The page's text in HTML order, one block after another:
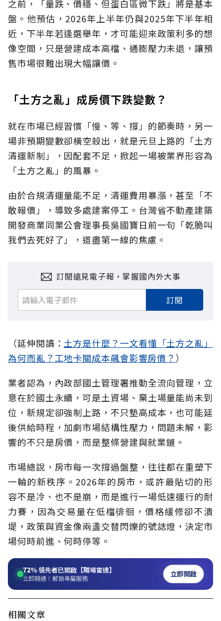
之前，「量跌、價穩、但蛋白區微下跌」將是基本
盤。他預估，2026年上半年仍與2025年下半年相
近，下半年若逢選舉年，才可能迎來政策利多的想
像空間，只是營建成本高檔、通膨壓力未退，讓預
售市場很難出現大幅讓價。
「土方之亂」成房價下跌變數？
就在市場已經習慣「慢、等、撐」的節奏時，另一
場非預期變數卻橫空殺出，就是元旦上路的「土方
清運新制」，因配套不足，掀起一場被業界形容為
「土方之亂」的風暴。
由於合規清運量能不足，清運費用暴漲，甚至「不
敢報價」，導致多處建案停工。台灣省不動產建築
開發商業同業公會理事長吳國寶日前一句「乾脆叫
我們去死好了」，道盡第一線的焦慮。
訂閱遠見電子報，掌握國內外大事
訂閱
（延伸閱讀： 土方是什麼？一文看懂「土方之亂」
為何而亂？工地卡關成本飆會影響房價？ ）
業者認為，內政部國土管理署推動全流向管理，立
意在於國土永續，可是土資場、棄土場量能尚未到
位，新規定卻強制上路，不只墊高成本，也可能延
後供給時程，加劇市場結構性壓力，問題未解，影
響的不只是房價，而是整條營建與就業鏈。
市場總說，房市每一次撐過盤整，往往都在重塑下
一輪的新秩序。2026年的房市，或許最貼切的形
容不是冷、也不是崩，而是進行一場低速運行的耐
力賽，因為交易量在低檔徘徊，價格緩修卻不潰
堤，政策與資金像兩盞交替閃爍的號誌燈，決定市
場何時前進、何時停等。
72%領先者已開啟【職場雷達】
立即開通！解鎖專屬服務 立即開啟
相關文章